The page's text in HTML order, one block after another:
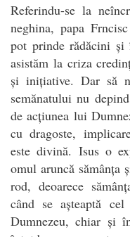
Referindu-se la
neghina, papa
pot prinde rădăcini și
asistăm la criza
și inițiative. Dar să
semănatului nu
de acțiunea lui
cu dragoste,
este divină. Isus o
omul aruncă sămânța
rod, deoarece
când se așteaptă
Dumnezeu, chiar și